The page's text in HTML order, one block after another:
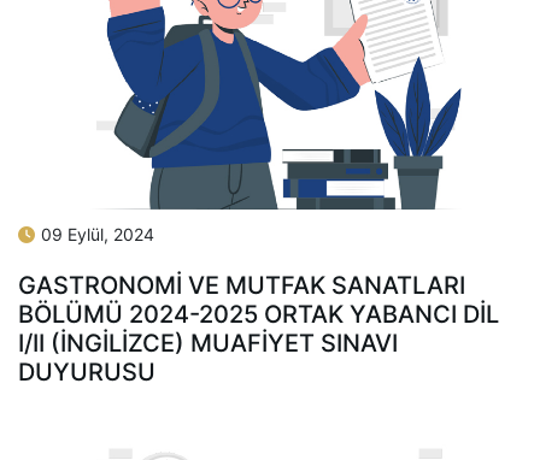
09 Eylül, 2024
GASTRONOMİ VE MUTFAK SANATLARI
BÖLÜMÜ 2024-2025 ORTAK YABANCI DİL
I/II (INGİLİZCE) MUAFİYET SINAVI
DUYURUSU